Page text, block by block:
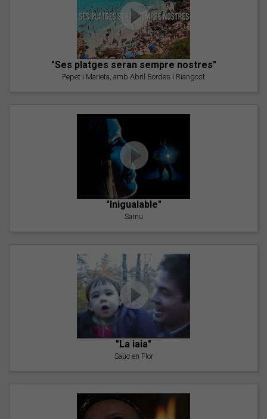
"Ses platges seran sempre nostres"
Pepet i Marieta, amb Abril Bordes i Riangost
"Inigualable"
Samu
"La iaia"
Saüc en Flor